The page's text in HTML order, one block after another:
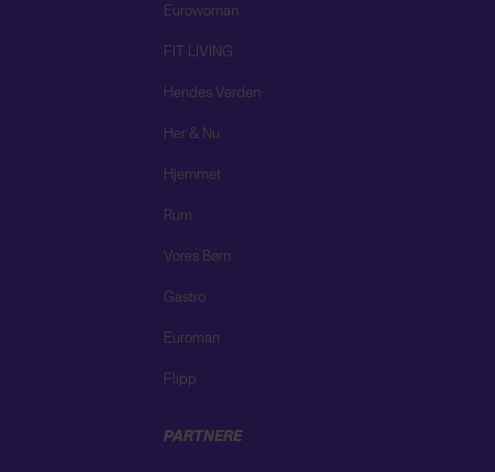
Eurowoman
FIT LIVING
Hendes Verden
Her & Nu
Hjemmet
Rum
Vores Børn
Gastro
Euroman
Flipp
PARTNERE